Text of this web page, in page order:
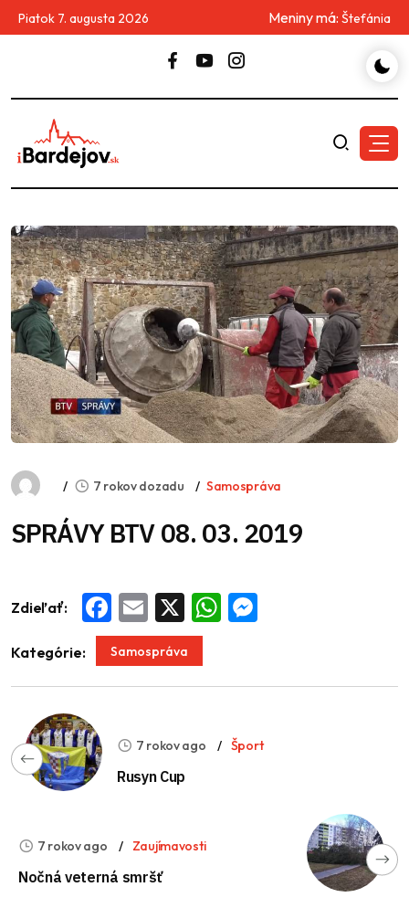
Piatok 7. augusta 2026 Meniny má: Štefánia
7 rokov dozadu Samospráva
SPRÁVY BTV 08. 03. 2019
Zdieľať: Facebook
Email WhatsApp
Kategórie: Samospráva
7 rokov ago Šport
Rusyn Cup
7 rokov ago Zaujímavosti
Nočná veterná smršť